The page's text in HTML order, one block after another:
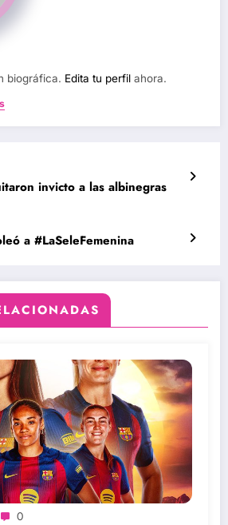
biográfica. Edita tu perfil ahora.
invicto a las albinegras
a #LaSeleFemenina
0